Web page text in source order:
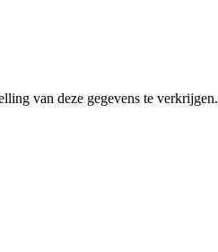
van deze gegevens te verkrijgen.